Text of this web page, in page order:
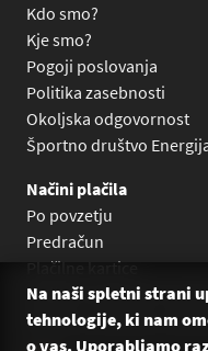
Kdo smo?
Kje smo?
Pogoji poslovanja
Politika zasebnosti
Okoljska odgovornost
Športno društvo
Načini plačila
Po povzetju
Predračun
Plačilne kartice
Plačilo na obroke
Plačilo na obroke s
Na naši spletni strani
tehnologije, ki nam
o vas. Uporabljamo